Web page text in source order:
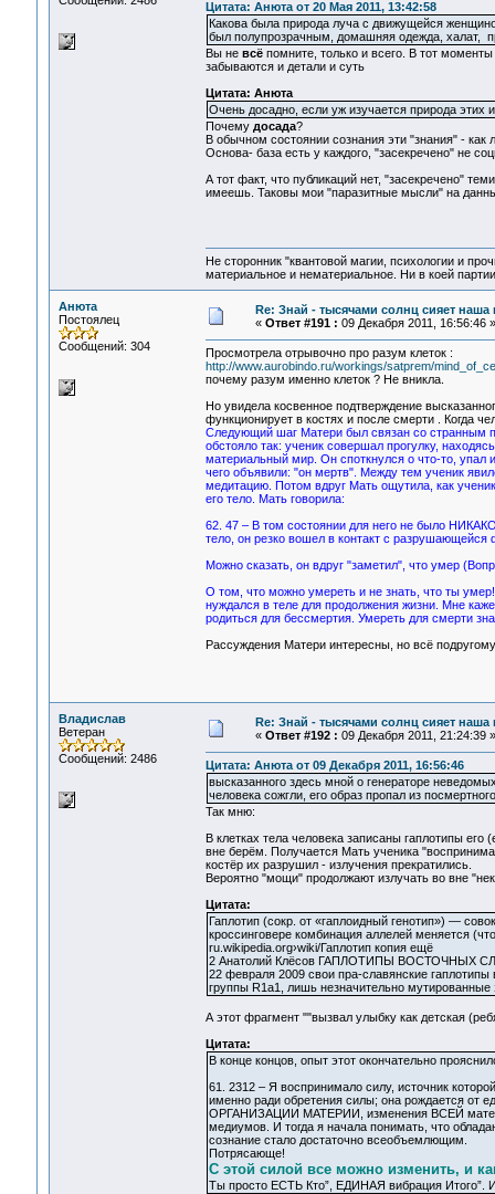
Цитата: Анюта от 20 Мая 2011, 13:42:58
Какова была природа луча с движущейся
был полупрозрачным, домашняя одежда, халат,
Вы не всё помните, только и всего. В тот
забываются и детали и суть
Цитата: Анюта
Очень досадно, если уж изучается природа этих
Почему досада?
В обычном состоянии сознания эти "знания" -
Основа- база есть у каждого, "засекречено" не
А тот факт, что публикаций нет, "засекречено"
имеешь. Таковы мои "паразитные мысли" на
Не сторонник "квантовой магии, психологии и
материальное и нематериальное. Ни в коей
Анюта
Постоялец
Сообщений: 304
Re: Знай - тысячами солнц сияет наша
« Ответ #191 : 09 Декабря 2011, 16:56:46 »
Просмотрела отрывочно про разум клеток :
http://www.aurobindo.ru/workings/satprem/
почему разум именно клеток ? Не вникла.
Но увидела косвенное подтверждение
функционирует в костях и после смерти . Когда
Следующий шаг Матери был связан со странным
обстояло так: ученик совершал прогулку,
материальный мир. Он споткнулся о что-то, упал
чего объявили: "он мертв". Между тем ученик
медитацию. Потом вдруг Мать ощутила, как
его тело. Мать говорила:
62. 47 – В том состоянии для него не было
тело, он резко вошел в контакт с разрушающейся
Можно сказать, он вдруг "заметил", что умер
О том, что можно умереть и не знать, что ты
нуждался в теле для продолжения жизни. Мне
родиться для бессмертия. Умереть для смерти
Рассуждения Матери интересны, но всё
Владислав
Ветеран
Сообщений: 2486
Re: Знай - тысячами солнц сияет наша
« Ответ #192 : 09 Декабря 2011, 21:24:39 »
Цитата: Анюта от 09 Декабря 2011, 16:56:46
высказанного здесь мной о генераторе
человека сожгли, его образ пропал из
Так мню:
В клетках тела человека записаны гаплотипы
вне берём. Получается Мать ученика
костёр их разрушил - излучения прекратились.
Вероятно "мощи" продолжают излучать во вне
Цитата:
Гаплотип (сокр. от «гаплоидный генотип») —
кроссинговере комбинация аллелей меняется
ru.wikipedia.org›wiki/Гаплотип копия ещё
2 Анатолий Клёсов ГАПЛОТИПЫ ВОСТОЧНЫХ
22 февраля 2009 свои пра-славянские
группы R1a1, лишь незначительно мутированные
А этот фрагмент ""вызвал улыбку как детская
Цитата:
В конце концов, опыт этот окончательно
61. 2312 – Я воспринимало силу, источник
именно ради обретения силы; она рождается от
ОРГАНИЗАЦИИ МАТЕРИИ, изменения ВСЕЙ
медиумов. И тогда я начала понимать, что
сознание стало достаточно всеобъемлющим.
Потрясающе!
С этой силой все можно изменить, и
Ты просто ЕСТЬ Кто”, ЕДИНАЯ вибрация Итого”.